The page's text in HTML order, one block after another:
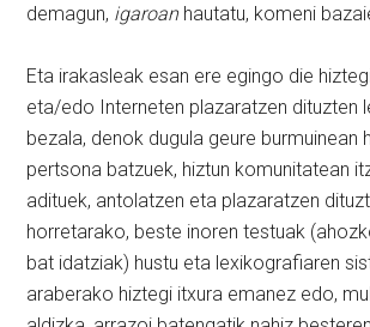
demagun, igaroanhautatu, komeni
Eta irakasleak esan ere egingo die
eta/edo Interneten plazaratzen dituzten
bezala, denok dugula geure burmuinean
pertsona batzuek, hiztun komunitatean
adituek, antolatzen eta plazaratzen
horretarako, beste inoren testuak
bat idatziak) hustu eta lexikografiaren
araberako hiztegi itxura emanez edo,